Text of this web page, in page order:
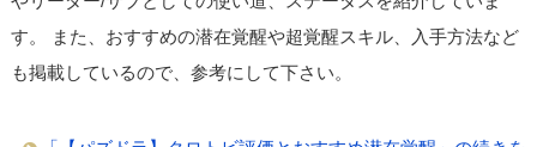
す。 また、おすすめの潜在覚醒や超覚醒スキル、入手方法など
も掲載しているので、参考にして下さい。